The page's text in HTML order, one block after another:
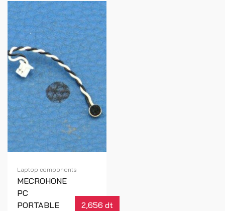
Laptop components
MECROHONE
PC
PORTABLE
2,656 dt